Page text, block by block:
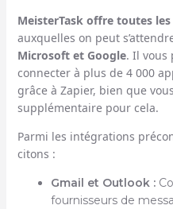
MeisterTask offre toutes
auxquelles on peut
Microsoft et Google. Il vous
connecter à plus de 4 000
grâce à Zapier, bien que
supplémentaire pour cela.
Parmi les intégrations
citons :
Gmail et Outlook :
fournisseurs de